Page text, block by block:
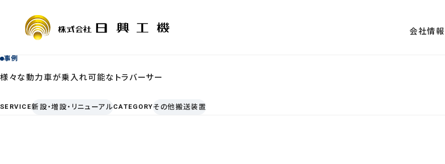
会社情報
事例
様々な動力車が乗入れ可能なトラバーサー
SERVICE新設・増設・リニューアルCATEGORYその他搬送装置